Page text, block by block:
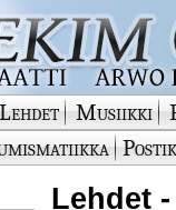
Lehdet Musiikki
Lehdet